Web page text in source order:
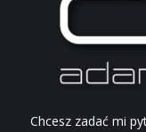
Chcesz zadać mi